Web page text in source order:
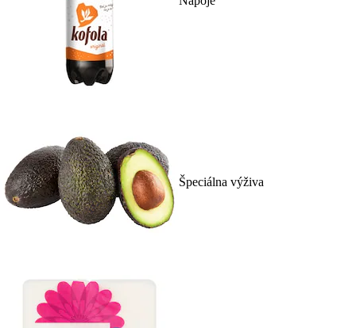
Špeciálna výživa